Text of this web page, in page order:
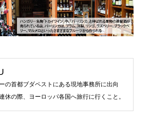
の首都ブダペストにある現地事務所に出向
休の際、ヨーロッパ各国へ旅行に行くこと。